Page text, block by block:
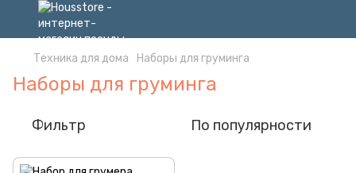
Техника для дома Наборы для груминга
Наборы для груминга
Фильтр По популярности